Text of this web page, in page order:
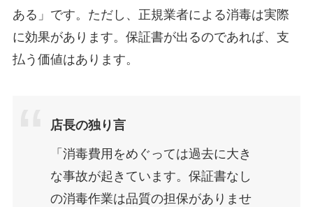
ある」です。ただし、正規業者による消毒は実際
に効果があります。保証書が出るのであれば、支
払う価値はあります。
店長の独り言
「消毒費用をめぐっては過去に大き
な事故が起きています。保証書なし
の消毒作業は品質の担保がありませ